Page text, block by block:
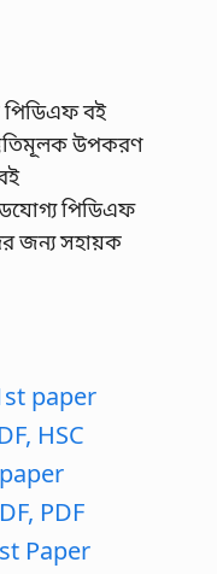
পিডিএফ বই
উপকরণ
পিডিএফ
জন্য সহায়ক